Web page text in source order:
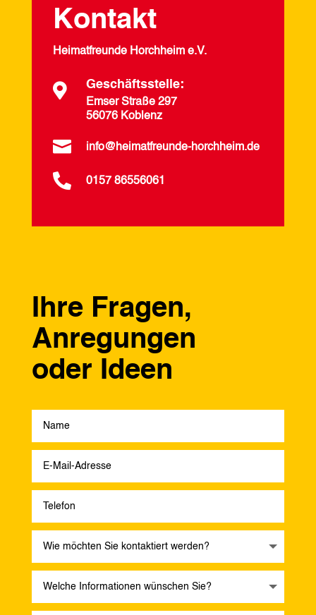
Kontakt
Heimatfreunde Horchheim e.V.
 Geschäftsstelle:
Emser Straße 297
56076 Koblenz
 info@heimatfreunde-horchheim.de
 0157 86556061
Ihre Fragen,
Anregungen
oder Ideen